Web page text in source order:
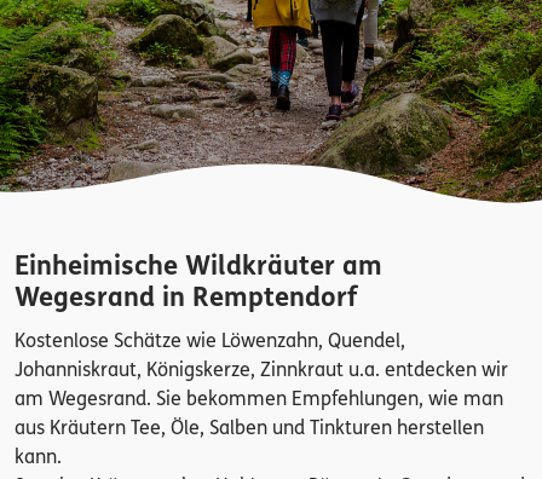
Einheimische Wildkräuter am
Wegesrand in Remptendorf
Kostenlose Schätze wie Löwenzahn, Quendel,
Johanniskraut, Königskerze, Zinnkraut u.a. entdecken wir
am Wegesrand. Sie bekommen Empfehlungen, wie man
aus Kräutern Tee, Öle, Salben und Tinkturen herstellen
kann.